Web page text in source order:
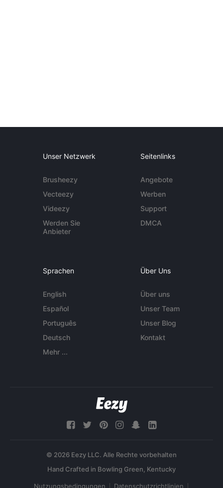
Unser Netzwerk
Brusheezy
Vecteezy
Videezy
Werden Sie
Anbieter
Seitenlinks
Angebote
Werben
Support
DMCA
Sprachen
English
Español
Português
Deutsch
Mehr ...
Über Uns
Über uns
Unser Team
Unser Blog
Kontakt
© 2026 Eezy LLC. Alle Rechte vorbehalten
Nutzungsbedingungen Datenschutzrichtlinien